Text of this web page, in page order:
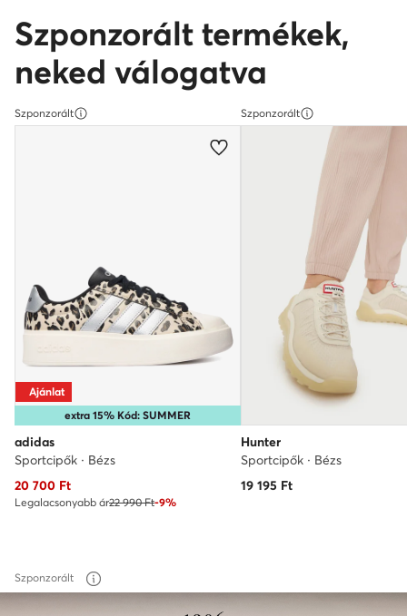
Szponzorált termékek,
neked válogatva
Szponzorált
extra 15% Kód: SUMMER
Ajánlat
adidas
Sportcipők · Bézs
Aktuális ár
20 700 Ft
Legalacsonyabb ár22 990 Ft-9%
Szponzorált
Hunter
Sportcipők · Bézs
19 195 Ft
Szponzorált